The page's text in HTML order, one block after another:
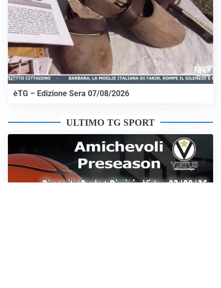
èTG – Edizione Sera 07/08/2026
ULTIMO TG SPORT